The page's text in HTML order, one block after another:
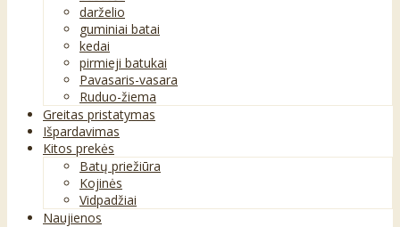
darželio
guminiai batai
kedai
pirmieji batukai
Pavasaris-vasara
Ruduo-žiema
Greitas pristatymas
Išpardavimas
Kitos prekės
Batų priežiūra
Kojinės
Vidpadžiai
Naujienos